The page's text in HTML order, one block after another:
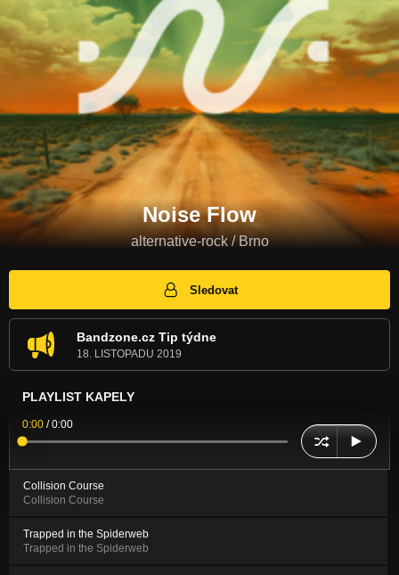
Noise Flow
alternative-rock / Brno
Sledovat
Bandzone.cz Tip týdne
18. LISTOPADU 2019
PLAYLIST KAPELY
0:00 /0:00
Collision Course
Collision Course
Trapped in the Spiderweb
Trapped in the Spiderweb